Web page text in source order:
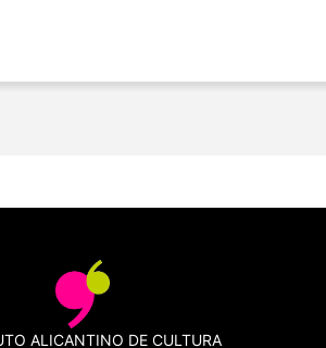
ALICANTINO DE CULTURA